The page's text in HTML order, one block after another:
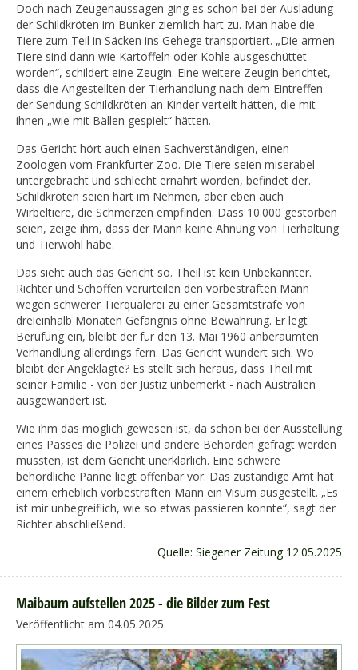
Doch nach Zeugenaussagen ging es schon bei der Ausladung
der Schildkröten im Bunker ziemlich hart zu. Man habe die
Tiere zum Teil in Säcken ins Gehege transportiert. „Die armen
Tiere sind dann wie Kartoffeln oder Kohle ausgeschüttet
worden“, schildert eine Zeugin. Eine weitere Zeugin berichtet,
dass die Angestellten der Tierhandlung nach dem Eintreffen
der Sendung Schildkröten an Kinder verteilt hätten, die mit
ihnen „wie mit Bällen gespielt“ hätten.
Das Gericht hört auch einen Sachverständigen, einen
Zoologen vom Frankfurter Zoo. Die Tiere seien miserabel
untergebracht und schlecht ernährt worden, befindet der.
Schildkröten seien hart im Nehmen, aber eben auch
Wirbeltiere, die Schmerzen empfinden. Dass 10.000 gestorben
seien, zeige ihm, dass der Mann keine Ahnung von Tierhaltung
und Tierwohl habe.
Das sieht auch das Gericht so. Theil ist kein Unbekannter.
Richter und Schöffen verurteilen den vorbestraften Mann
wegen schwerer Tierquälerei zu einer Gesamtstrafe von
dreieinhalb Monaten Gefängnis ohne Bewährung. Er legt
Berufung ein, bleibt der für den 13. Mai 1960 anberaumten
Verhandlung allerdings fern. Das Gericht wundert sich. Wo
bleibt der Angeklagte? Es stellt sich heraus, dass Theil mit
seiner Familie - von der Justiz unbemerkt - nach Australien
ausgewandert ist.
Wie ihm das möglich gewesen ist, da schon bei der Ausstellung
eines Passes die Polizei und andere Behörden gefragt werden
mussten, ist dem Gericht unerklärlich. Eine schwere
behördliche Panne liegt offenbar vor. Das zuständige Amt hat
einem erheblich vorbestraften Mann ein Visum ausgestellt. „Es
ist mir unbegreiflich, wie so etwas passieren konnte“, sagt der
Richter abschließend.
Quelle: Siegener Zeitung 12.05.2025
Maibaum aufstellen 2025 - die Bilder zum Fest
Veröffentlicht am 04.05.2025